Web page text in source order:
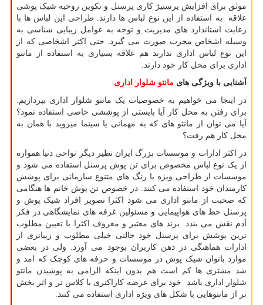
موثق برای افزایش پرستیژ کاری پرسنل و تکوین روحیه شیک پوشی
علاقه به استفاده از این نوع لباس ها دارند. طراحی این لباس ها با
رعایت استاندارد های مدیریت و توجه به عوامل زیبایی شناسی به
وسیله اشخاص مجرب صورت می گیرد. حتی اکثر اشخاصی که از
این نوع لباس اداری ندارند هم علاقه بسیاری به استفاده از مانتو
اداری برای محل کار خود دارند.
آشنایی با ویژگی های مانتو شلوار اداری
در اینجا می خواهیم به خصوصیات یک مانتو شلوار اداری بپردازیم.
برای رفتن به محل کار آیا بایستی از پوششی خاصی استفاده نمود؟
آیا می توان از مانتو های که به مهمانی یا سینما میروید با همان به
محل کار هم رفت؟
در اکثر ادارات و موسسات بزرگ ایران نظیر دیگر نواحی دنیا همواره
از یک نوع لباس مخصوص برای تن پوش پرسنل استفاده می شود و
موسسات از طراحی ویژه با رنگ های متنوع سازمانی برای پوشش
کارمندان خود استفاده می کنند. در خصوص تن پوش خانم ها هنگامی
که صحبت از مانتو اداری می شود اکثرا تصویر افراد شیک پوش و
پرسنل خط های هواپیمایی و مسئولین غرفه های نمایشگاهی در فکر
آدم نقش می بندد. برند های معتبر و معروف اکثرا با تعیین مطلوب
ترین پوشش برای پرسنل خود حالتی خیلی مطلوب و زیباتری از
ادارات هماهنگی در ذهن کاربران بوجود می آورد. ولی در بعضی
موارد بانوان شیک پوش در موسسات و حرفه های کوچک که امد و
شد مشتری ها کم است هم بدون اینکه الزامی به پوشیدن مانتو
شلوار اداری باشد خود برای عرضه کاراکتری با کلاس تر و اثر بخش
تر از مانتوهایی با شکل های ویژه اداری استفاده می کنند.